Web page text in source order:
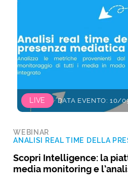
LIVE DATA EVENTO: 10/
WEBINAR
ANALISI REAL TIME DELLA
Scopri Intelligence: la
media monitoring e